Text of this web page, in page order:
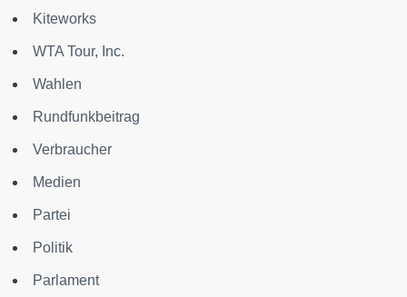
Kiteworks
WTA Tour, Inc.
Wahlen
Rundfunkbeitrag
Verbraucher
Medien
Partei
Politik
Parlament